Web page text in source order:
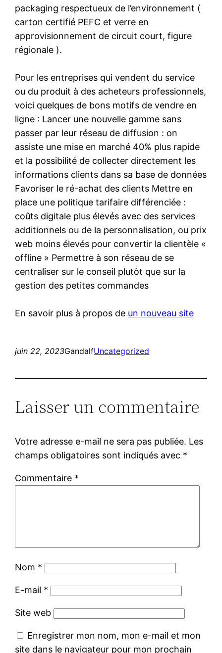
packaging respectueux de l’environnement (
carton certifié PEFC et verre en
approvisionnement de circuit court, figure
régionale ).
Pour les entreprises qui vendent du service
ou du produit à des acheteurs professionnels,
voici quelques de bons motifs de vendre en
ligne : Lancer une nouvelle gamme sans
passer par leur réseau de diffusion : on
assiste une mise en marché 40% plus rapide
et la possibilité de collecter directement les
informations clients dans sa base de données
Favoriser le ré-achat des clients Mettre en
place une politique tarifaire différenciée :
coûts digitale plus élevés avec des services
additionnels ou de la personnalisation, ou prix
web moins élevés pour convertir la clientèle «
offline » Permettre à son réseau de se
centraliser sur le conseil plutôt que sur la
gestion des petites commandes
En savoir plus à propos de un nouveau site
juin 22, 2023GandalfUncategorized
Laisser un commentaire
Votre adresse e-mail ne sera pas publiée. Les
champs obligatoires sont indiqués avec *
Commentaire *
Nom *
E-mail *
Site web
Enregistrer mon nom, mon e-mail et mon
site dans le navigateur pour mon prochain